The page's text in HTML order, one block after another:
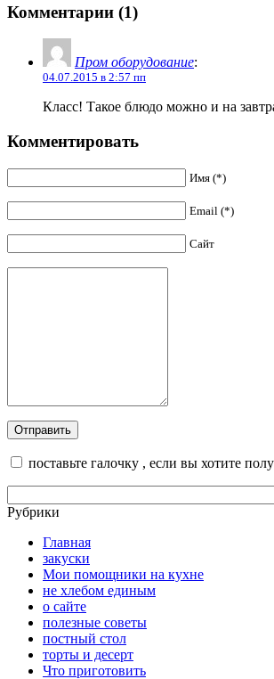
Комментарии (1)
Пром оборудование:
04.07.2015 в 2:57 пп
Класс! Такое блюдо можно и на
Комментировать
Имя (*)
Email (*)
Сайт
поставьте галочку , если вы хотите
Рубрики
Главная
закуски
Мои помощники на кухне
не хлебом единым
о сайте
полезные советы
постный стол
торты и десерт
Что приготовить